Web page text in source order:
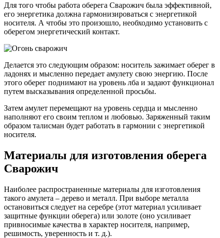
Для того чтобы работа оберега Сварожич была эффективной,
его энергетика должна гармонизироваться с энергетикой
носителя. А чтобы это произошло, необходимо установить с
оберегом энергетический контакт.
Делается это следующим образом: носитель зажимает оберег в
ладонях и мысленно передает амулету свою энергию. После
этого оберег поднимают на уровень лба и задают функционал
путем высказывания определенной просьбы.
Затем амулет перемещают на уровень сердца и мысленно
наполняют его своим теплом и любовью. Заряженный таким
образом талисман будет работать в гармонии с энергетикой
носителя.
Материалы для изготовления оберега
Сварожич
Наиболее распространенные материалы для изготовления
такого амулета – дерево и металл. При выборе металла
остановиться следует на серебре (этот материал усиливает
защитные функции оберега) или золоте (оно усиливает
привносимые качества в характер носителя, например,
решимость, уверенность и т. д.).